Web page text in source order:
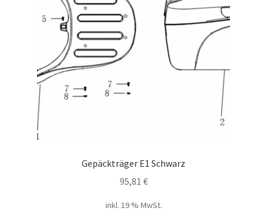
Gepäckträger E1 Schwarz
95,81 €
inkl. 19 % MwSt.